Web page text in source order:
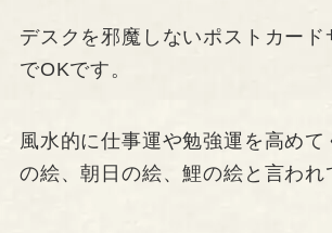
デスクを邪魔しないポストカード
でOKです。
風水的に仕事運や勉強運を高めて
の絵、朝日の絵、鯉の絵と言われ